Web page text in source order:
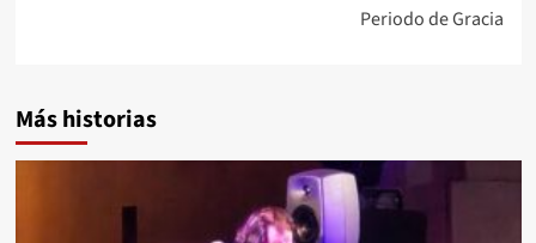
Periodo de Gracia
Más historias